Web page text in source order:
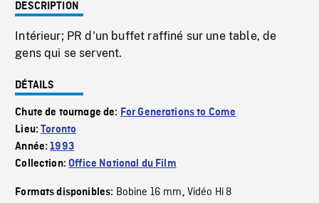
DESCRIPTION
Intérieur; PR d'un buffet raffiné sur une table, de
gens qui se servent.
DÉTAILS
Chute de tournage de: For Generations to Come
Lieu:Toronto
Année:1993
Collection:Office National du Film
Formats disponibles: Bobine 16 mm, Vidéo Hi 8